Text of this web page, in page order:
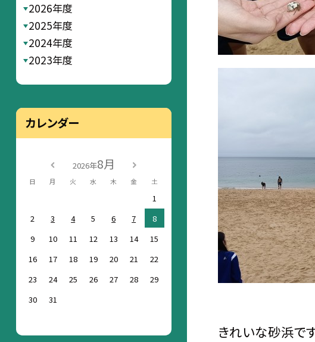
きれいな砂浜です
2026年度
2025年度
2024年度
2023年度
カレンダー
2026年8月
日 月 火 水 木 金 土
1
2
3 4 5 6 7
8
9
10 11 12 13 14
15
16
17 18 19 20 21
22
23
24 25 26 27 28
29
30
31